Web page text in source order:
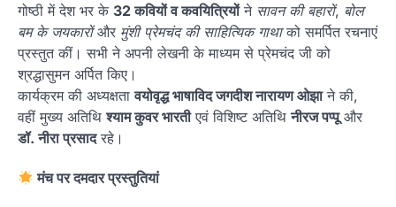
गोष्ठी में देश भर के 32 कवियों व कवयित्रियोंने सावन की बहारों, बोल
बम के जयकारोंऔर मुंशी प्रेमचंद की साहित्यिक गाथाको समर्पित रचनाएं
प्रस्तुत कीं। सभी ने अपनी लेखनी के माध्यम से प्रेमचंद जी को
श्रद्धासुमन अर्पित किए।
कार्यक्रम की अध्यक्षतावयोवृद्ध भाषाविद जगदीश नारायण ओझाने की,
वहीं मुख्य अतिथिश्याम कुवर भारतीएवं विशिष्ट अतिथिनीरज पप्पूऔर
डॉ. नीरा प्रसादरहे।
मंच पर दमदार प्रस्तुतियां